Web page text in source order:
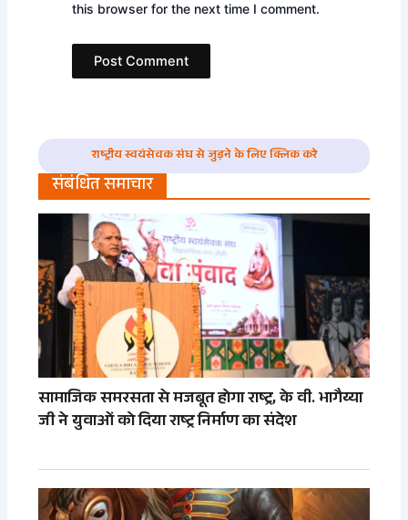
this browser for the next time I comment.
राष्ट्रीय स्वयंसेवक संघ से जुड़ने के लिए क्लिक करे
संबंधित समाचार
सामाजिक समरसता से मजबूत होगा राष्ट्र, के वी. भागैय्या
जी ने युवाओं को दिया राष्ट्र निर्माण का संदेश